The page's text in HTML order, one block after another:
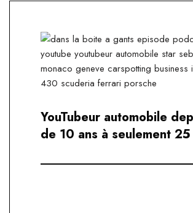
YouTubeur automobile
de 10 ans à seulement